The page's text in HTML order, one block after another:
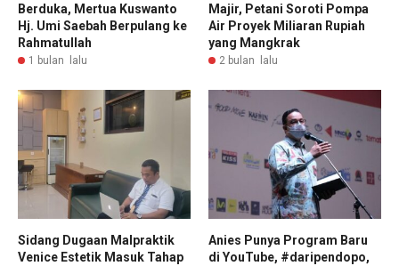
Berduka, Mertua Kuswanto
Hj. Umi Saebah Berpulang ke
Rahmatullah
1 bulan lalu
Majir, Petani Soroti Pompa
Air Proyek Miliaran Rupiah
yang Mangkrak
2 bulan lalu
Sidang Dugaan Malpraktik
Venice Estetik Masuk Tahap
Anies Punya Program Baru
di YouTube, #daripendopo,